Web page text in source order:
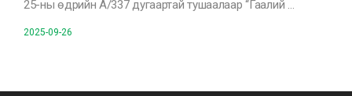
25-ны өдрийн А/337 дугаартай тушаалаар “Гаалий …
2025-09-26